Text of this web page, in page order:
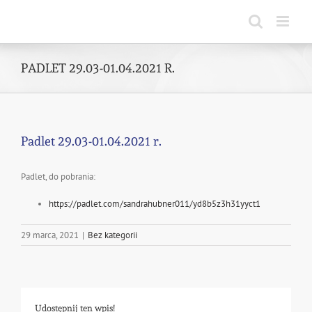
PADLET 29.03-01.04.2021 R.
Padlet 29.03-01.04.2021 r.
Padlet, do pobrania:
https://padlet.com/sandrahubner011/yd8b5z3h31yyct1
29 marca, 2021 | Bez kategorii
Udostępnij ten wpis!